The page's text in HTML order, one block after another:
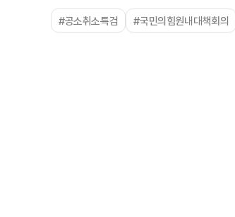
#공소취소특검 #국민의힘원내대책회의